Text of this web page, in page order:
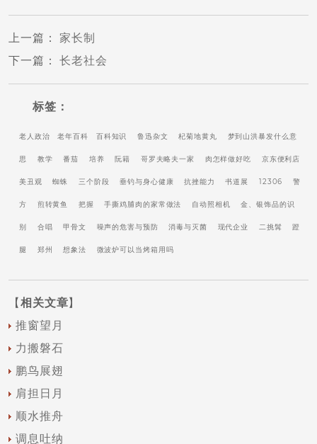
上一篇 ： 家长制
下一篇 ：长老社会
标签：
老人政治 老年百科 百科知识 鲁迅杂文 杞菊地黄丸 梦到山洪暴发什么意
思 教学 番茄 培养 阮籍 哥罗夫略夫一家 肉怎样做好吃 京东便利店
美丑观 蜘蛛 三个阶段 垂钓与身心健康 抗挫能力 书道展 12306 警
方 煎转黄鱼 把握 手撕鸡脯肉的家常做法 自动照相机 金、银饰品的识
别 合唱 甲骨文 噪声的危害与预防 消毒与灭菌 现代企业 二挑髯 蹬
腿 郑州 想象法 微波炉可以当烤箱用吗
【相关文章】
推窗望月
力搬磐石
鹏鸟展翅
肩担日月
顺水推舟
调息吐纳